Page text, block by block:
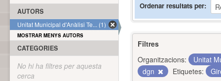
Ordenar resultats per
Filtres
Organitzacions:
Unitat
dgn
Etiquetes:
AUTORS
Unitat Municipal d'Anàlisi Te... (1)
MOSTRAR MENYS AUTORS
CATEGORIES
No hi ha filtres per aquesta
cerca